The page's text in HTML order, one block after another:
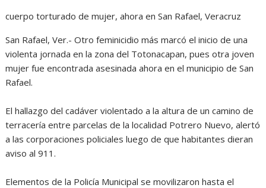
cuerpo torturado de mujer, ahora en San Rafael, Veracruz
San Rafael, Ver.- Otro feminicidio más marcó el inicio de una
violenta jornada en la zona del Totonacapan, pues otra joven
mujer fue encontrada asesinada ahora en el municipio de San
Rafael.
El hallazgo del cadáver violentado a la altura de un camino de
terracería entre parcelas de la localidad Potrero Nuevo, alertó
a las corporaciones policiales luego de que habitantes dieran
aviso al 911.
Elementos de la Policía Municipal se movilizaron hasta el